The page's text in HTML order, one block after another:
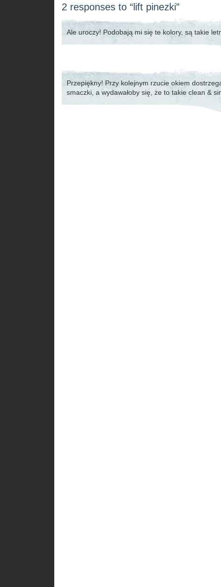
2 responses to “lift pinezki”
Ale uroczy! Podobają mi się te kolory, są takie
Przepiękny! Przy kolejnym rzucie okiem
smaczki, a wydawałoby się, że to takie clean &